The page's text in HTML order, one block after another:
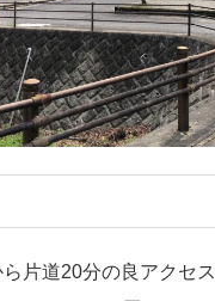
片道20分の良アクセス